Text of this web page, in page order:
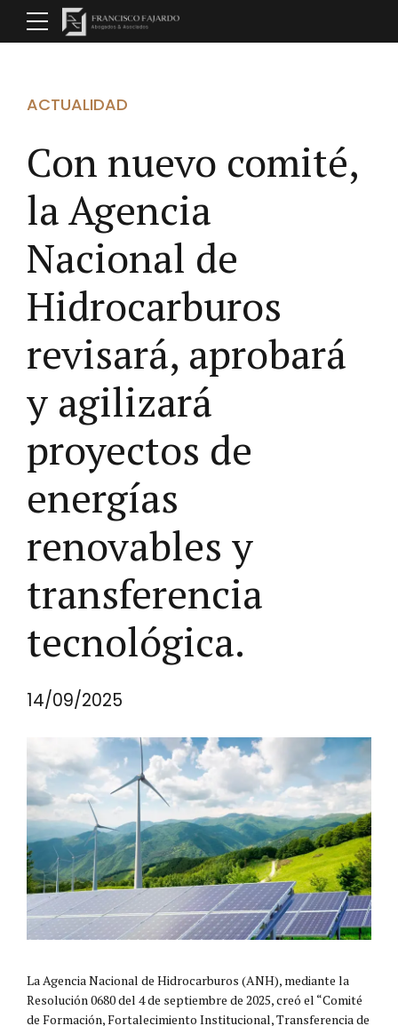
ACTUALIDAD
Con nuevo comité,
la Agencia
Nacional de
Hidrocarburos
revisará, aprobará
y agilizará
proyectos de
energías
renovables y
transferencia
tecnológica.
14/09/2025
La Agencia Nacional de Hidrocarburos (ANH), mediante la
Resolución 0680 del 4 de septiembre de 2025, creó el “Comité
de Formación, Fortalecimiento Institucional, Transferencia de